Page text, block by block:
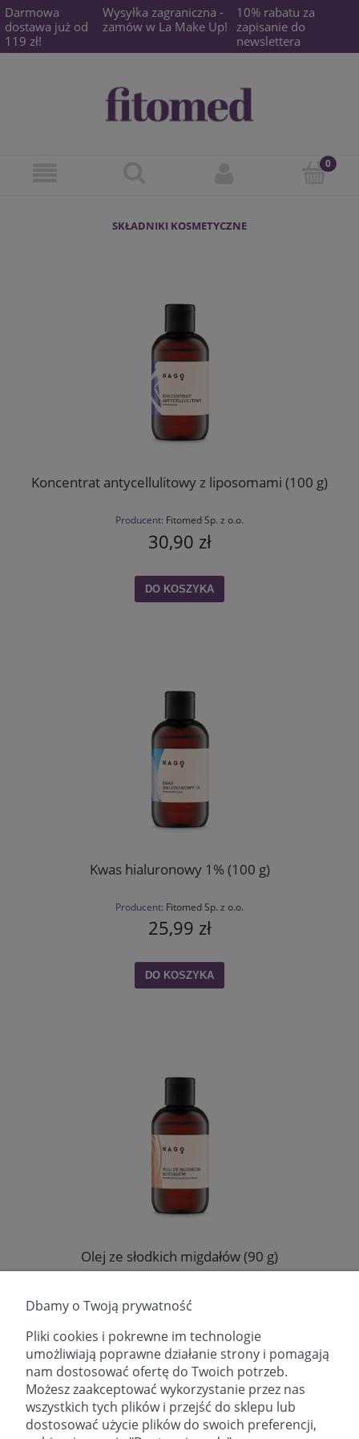
Darmowa
dostawa już od
119 zł!
Wysyłka zagraniczna -
zamów w La Make Up!
10% rabatu za
zapisanie do
newslettera
SKŁADNIKI KOSMETYCZNE
Koncentrat antycellulitowy z liposomami (100 g)
Producent: Fitomed Sp. z o.o.
30,90 zł
DO KOSZYKA
Kwas hialuronowy 1% (100 g)
Producent: Fitomed Sp. z o.o.
25,99 zł
DO KOSZYKA
Olej ze słodkich migdałów (90 g)
24,99 zł
DO KOSZYKA
Dbamy o Twoją prywatność
Pliki cookies i pokrewne im technologie
umożliwiają poprawne działanie strony i pomagają
nam dostosować ofertę do Twoich potrzeb.
Możesz zaakceptować wykorzystanie przez nas
wszystkich tych plików i przejść do sklepu lub
dostosować użycie plików do swoich preferencji,